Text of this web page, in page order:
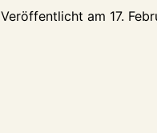
Veröffentlicht am 17.